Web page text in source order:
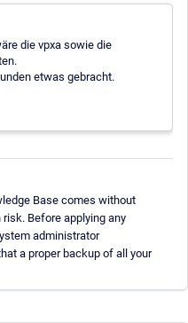
die vpxa sowie die
etwas gebracht.
Base comes without
Before applying any
administrator
a proper backup of all your